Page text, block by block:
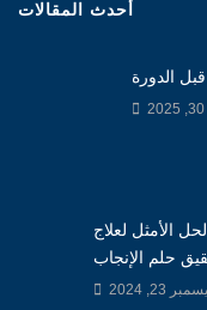
أحدث المقالات
الدورة
الأمثل لعلاج
حلم الإنجاب
23, 2024